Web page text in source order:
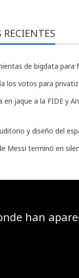
de bigdata para
los votos para
en jaque a la FIDE y
y diseño del
Messi terminó en
han